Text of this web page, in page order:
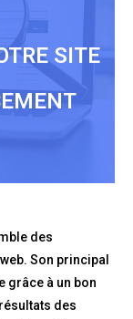
SITE
des
Son principal
grâce à un bon
des